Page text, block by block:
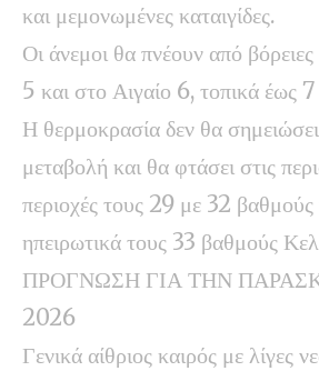
και μεμονωμένες καταιγίδες.
Οι άνεμοι θα πνέουν από
5 και στο Αιγαίο 6, τοπικά έως
Η θερμοκρασία δεν θα
μεταβολή και θα φτάσει στις
περιοχές τους 29 με 32 βαθμούς
ηπειρωτικά τους 33 βαθμούς
ΠΡΟΓΝΩΣΗ ΓΙΑ ΤΗΝ
2026
Γενικά αίθριος καιρός με λίγες